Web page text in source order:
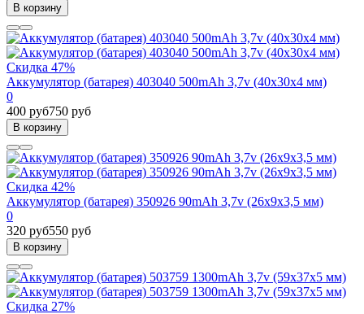
В корзину
Скидка 47%
Аккумулятор (батарея) 403040 500mAh 3,7v (40х30х4 мм)
0
400 руб750 руб
В корзину
Скидка 42%
Аккумулятор (батарея) 350926 90mAh 3,7v (26х9х3,5 мм)
0
320 руб550 руб
В корзину
Скидка 27%